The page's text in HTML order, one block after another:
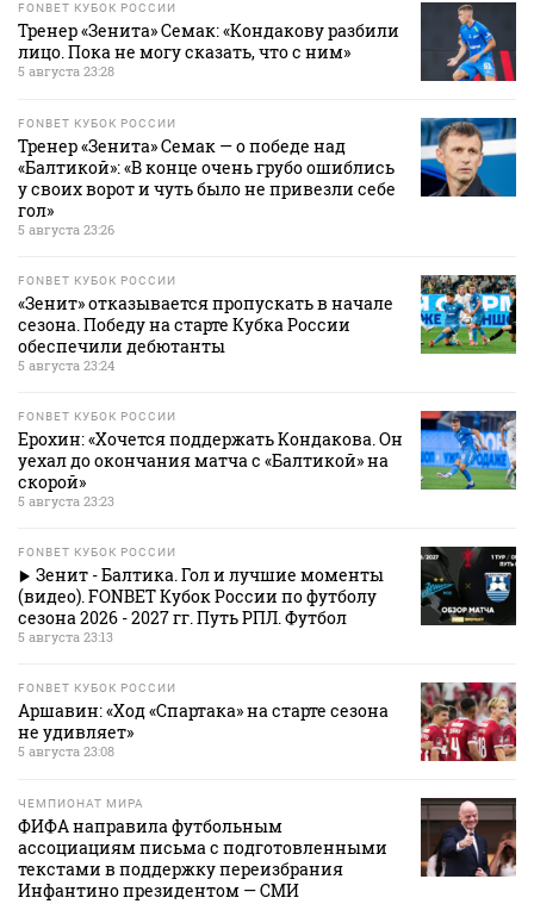
FONBET КУБОК РОССИИ
Тренер «Зенита» Семак: «Кондакову разбили
лицо. Пока не могу сказать, что с ним»
5 августа 23:28
FONBET КУБОК РОССИИ
Тренер «Зенита» Семак — о победе над
«Балтикой»: «В конце очень грубо ошиблись
у своих ворот и чуть было не привезли себе
гол»
5 августа 23:26
FONBET КУБОК РОССИИ
«Зенит» отказывается пропускать в начале
сезона. Победу на старте Кубка России
обеспечили дебютанты
5 августа 23:24
FONBET КУБОК РОССИИ
Ерохин: «Хочется поддержать Кондакова. Он
уехал до окончания матча с «Балтикой» на
скорой»
5 августа 23:23
FONBET КУБОК РОССИИ
Зенит - Балтика. Гол и лучшие моменты
(видео). FONBET Кубок России по футболу
сезона 2026 - 2027 гг. Путь РПЛ. Футбол
5 августа 23:13
FONBET КУБОК РОССИИ
Аршавин: «Ход «Спартака» на старте сезона
не удивляет»
5 августа 23:08
ЧЕМПИОНАТ МИРА
ФИФА направила футбольным
ассоциациям письма с подготовленными
текстами в поддержку переизбрания
Инфантино президентом — СМИ